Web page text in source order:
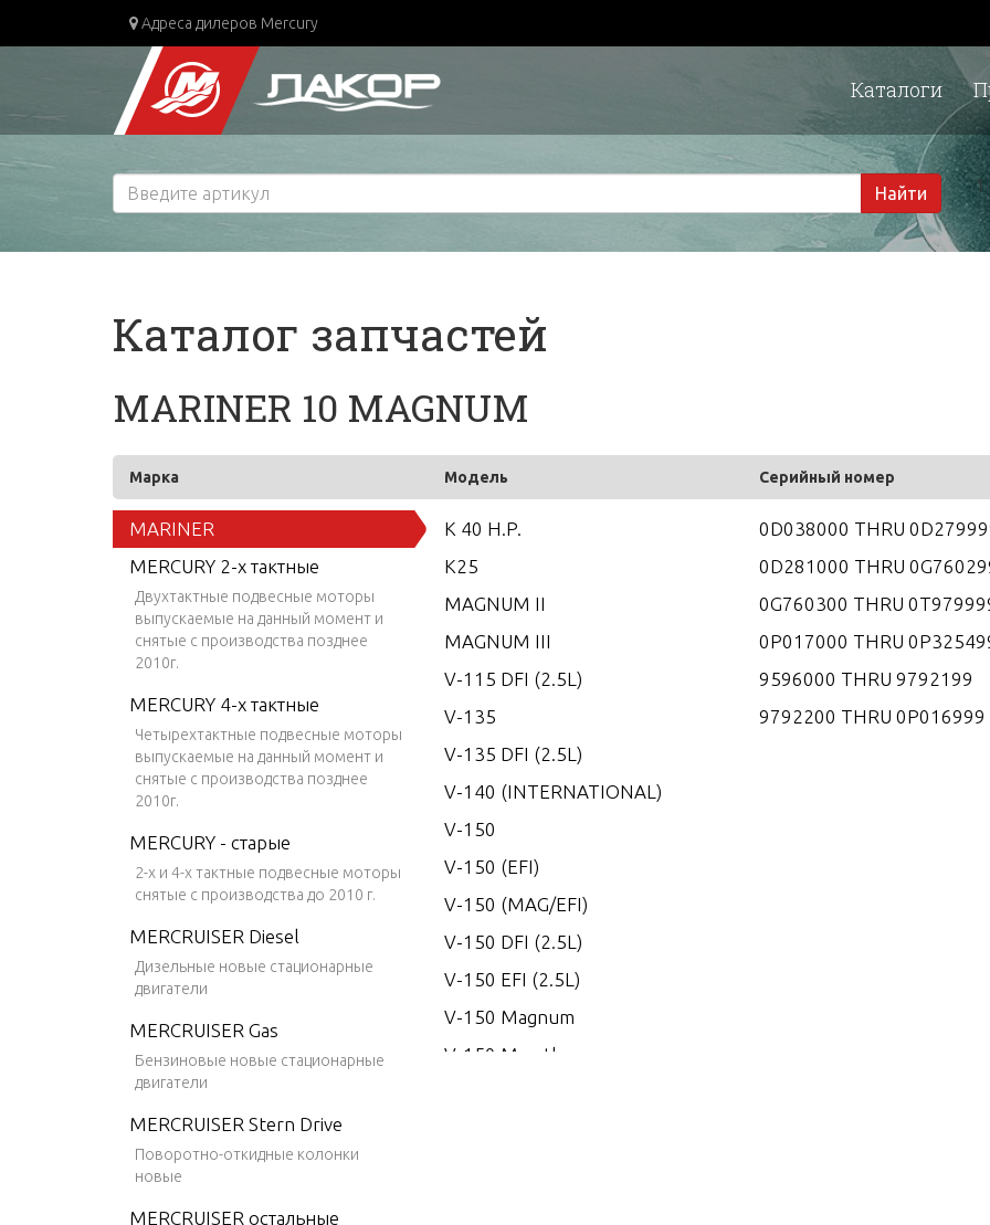
Адреса дилеров Mercury
Каталоги
Найти 1
Каталог запчастей
MARINER 10 MAGNUM
Марка Модель Серийный номер
MARINER
MERCURY 2-х тактные
Двухтактные подвесные моторы
выпускаемые на данный момент и
снятые с производства позднее
2010г.
MERCURY 4-х тактные
Четырехтактные подвесные моторы
выпускаемые на данный момент и
снятые с производства позднее
2010г.
MERCURY - старые
2-х и 4-х тактные подвесные моторы
снятые с производства до 2010 г.
MERCRUISER Diesel
Дизельные новые стационарные
двигатели
MERCRUISER Gas
Бензиновые новые стационарные
двигатели
MERCRUISER Stern Drive
Поворотно-откидные колонки
новые
MERCRUISER остальные
K 40 H.P.
K25
MAGNUM II
MAGNUM III
V-115 DFI (2.5L)
V-135
V-135 DFI (2.5L)
V-140 (INTERNATIONAL)
V-150
V-150 (EFI)
V-150 (MAG/EFI)
V-150 DFI (2.5L)
V-150 EFI (2.5L)
V-150 Magnum
V-150 Marathon
0D038000 THRU
0D281000 THRU
0G760300 THRU
0P017000 THRU
9596000 THRU 9792199
9792200 THRU 0P016999